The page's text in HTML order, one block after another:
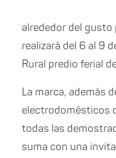
alrededor del
realizará del 6 al 9
Rural predio ferial
La marca, además
electrodomésticos
todas las
suma con una